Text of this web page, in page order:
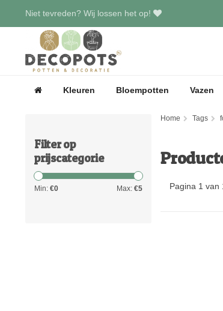
Niet tevreden? Wij lossen het op!
Kleuren Bloempotten Vazen
Filter op
prijscategorie
Min: €0 Max: €5
Home Tags
Pagina 1 van